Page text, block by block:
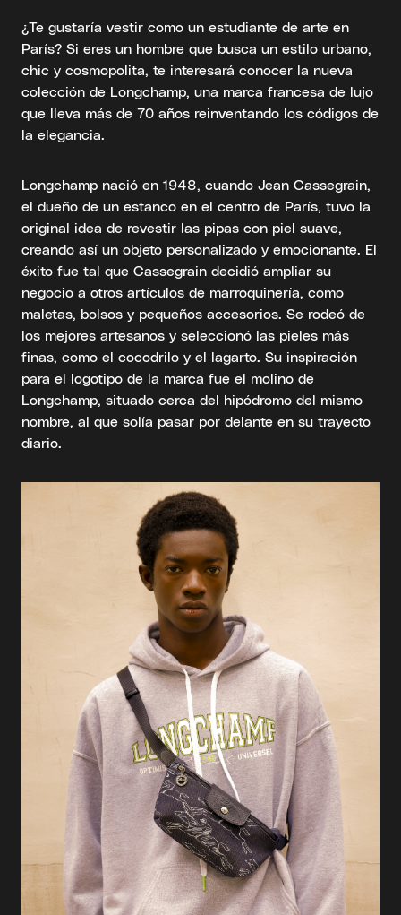
¿Te gustaría vestir como un estudiante de arte en
París? Si eres un hombre que busca un estilo urbano,
chic y cosmopolita, te interesará conocer la nueva
colección de Longchamp, una marca francesa de lujo
que lleva más de 70 años reinventando los códigos de
la elegancia.
Longchamp nació en 1948, cuando Jean Cassegrain,
el dueño de un estanco en el centro de París, tuvo la
original idea de revestir las pipas con piel suave,
creando así un objeto personalizado y emocionante. El
éxito fue tal que Cassegrain decidió ampliar su
negocio a otros artículos de marroquinería, como
maletas, bolsos y pequeños accesorios. Se rodeó de
los mejores artesanos y seleccionó las pieles más
finas, como el cocodrilo y el lagarto. Su inspiración
para el logotipo de la marca fue el molino de
Longchamp, situado cerca del hipódromo del mismo
nombre, al que solía pasar por delante en su trayecto
diario.